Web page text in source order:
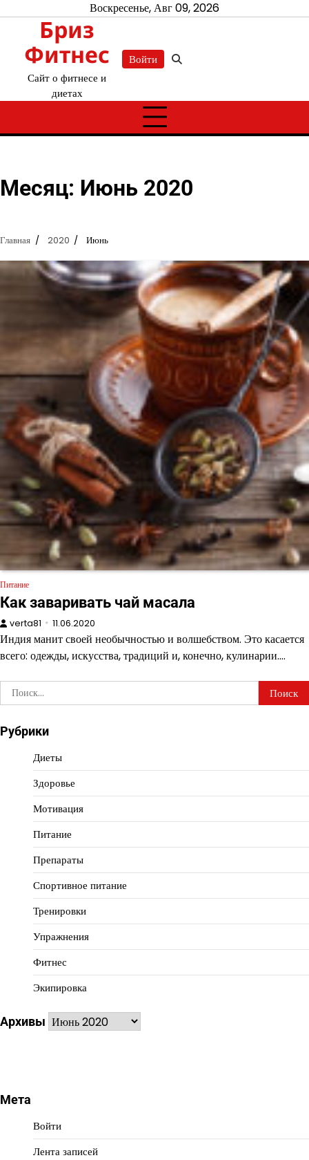
содержимому
Воскресенье, Авг 09, 2026
Бриз
Фитнес
Сайт о фитнесе и
диетах
Войти
Месяц: Июнь 2020
Главная 2020 Июнь
Питание
Как заваривать чай масала
verta81 11.06.2020
Индия манит своей необычностью и волшебством. Это касается
всего: одежды, искусства, традиций и, конечно, кулинарии.…
Найти:
Рубрики
Диеты
Здоровье
Мотивация
Питание
Препараты
Спортивное питание
Тренировки
Упражнения
Фитнес
Экипировка
Архивы Архивы
Мета
Войти
Лента записей